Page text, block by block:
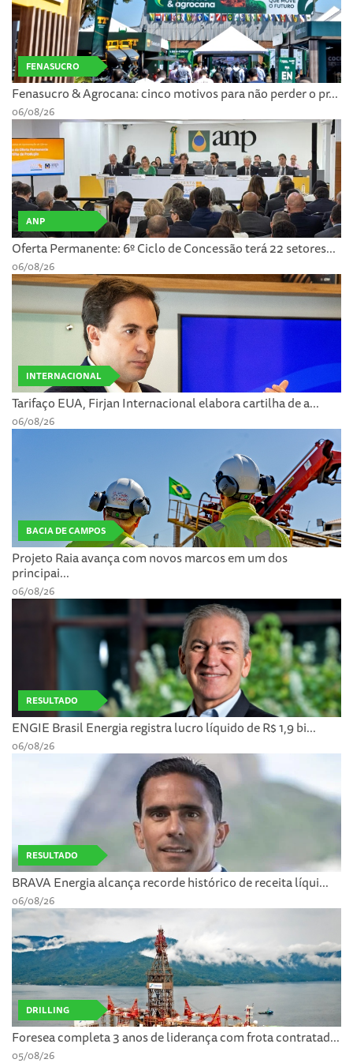
FENASUCRO
Fenasucro & Agrocana: cinco motivos para não perder o pr...
06/08/26
ANP
Oferta Permanente: 6º Ciclo de Concessão terá 22 setores...
06/08/26
INTERNACIONAL
Tarifaço EUA, Firjan Internacional elabora cartilha de a...
06/08/26
BACIA DE CAMPOS
Projeto Raia avança com novos marcos em um dos
principai...
06/08/26
RESULTADO
ENGIE Brasil Energia registra lucro líquido de R$ 1,9 bi...
06/08/26
RESULTADO
BRAVA Energia alcança recorde histórico de receita líqui...
06/08/26
DRILLING
Foresea completa 3 anos de liderança com frota contratad...
05/08/26